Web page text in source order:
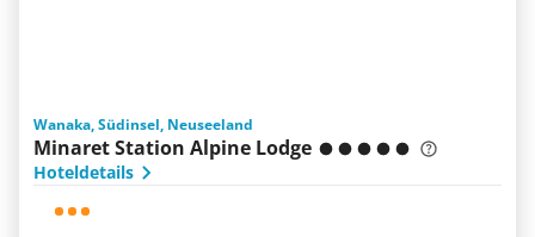
Wanaka, Südinsel, Neuseeland
Minaret Station Alpine Lodge
Hoteldetails